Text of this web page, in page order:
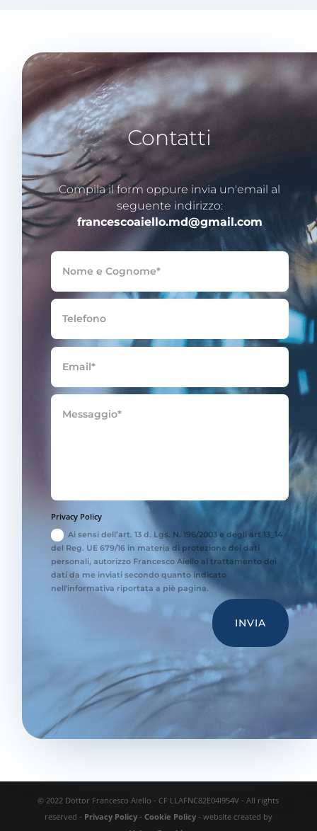
Contatti
Compila il form oppure invia un'email al
seguente indirizzo:
francescoaiello.md@gmail.com
Privacy Policy
Ai sensi dell’art. 13 d. Lgs. N. 196/2003 e degli art 13_14
del Reg. UE 679/16 in materia di protezione dei dati
personali, autorizzo Francesco Aiello al trattamento dei
dati da me inviati secondo quanto indicato
nell'informativa riportata a piè pagina.
INVIA
© 2022 Dottor Francesco Aiello - CF LLAFNC82E04I954V - All rights
reserved - Privacy Policy- Cookie Policy- website created by